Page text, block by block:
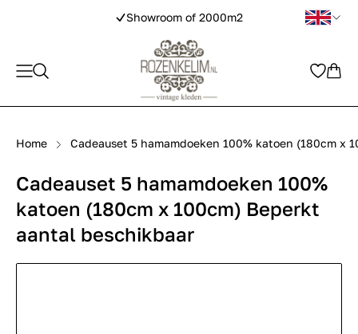
Showroom of 2000m2
Home Cadeauset 5 hamamdoeken 100% katoen (180cm x
Cadeauset 5 hamamdoeken 100%
katoen (180cm x 100cm) Beperkt
aantal beschikbaar